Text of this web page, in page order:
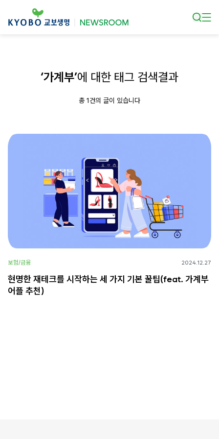
‘가계부’에 대한 태그 검색결과
총 1건의 글이 있습니다
보험/금융 2024.12.27
현명한 재테크를 시작하는 세 가지 기본 꿀팁(feat. 가계부
어플 추천)